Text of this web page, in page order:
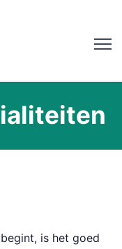
is het goed